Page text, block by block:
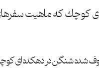
كوچك كه ماهیت
شده شنگن در دهكده ای